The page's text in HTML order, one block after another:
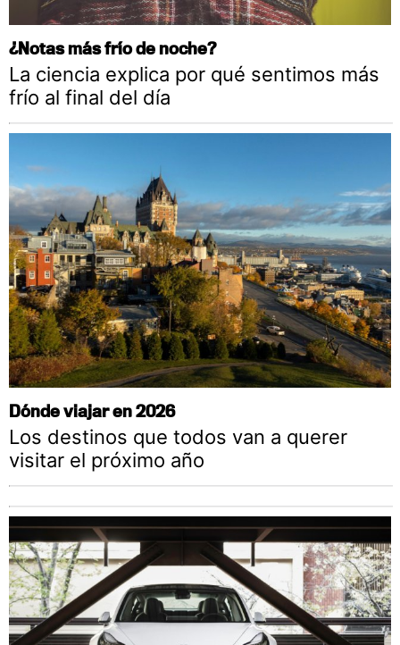
¿Notas más frío de noche?
La ciencia explica por qué sentimos más
frío al final del día
Dónde viajar en 2026
Los destinos que todos van a querer
visitar el próximo año